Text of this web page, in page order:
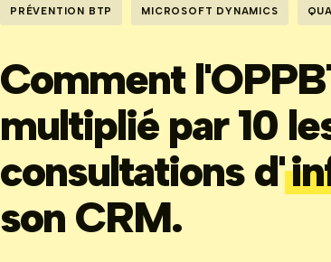
PRÉVENTION BTP MICROSOFT DYNAMICS
Comment
multiplié par 10
consultations d'
son CRM.